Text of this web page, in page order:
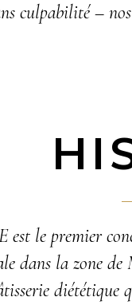
culpabilité –
est le premier
dans la zone de